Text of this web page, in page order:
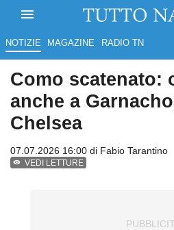
NOTIZIE MAGAZINE RADIO TN
Como scatenato:
anche a
Chelsea
07.07.2026 16:00 di Fabio Tarantino
VEDI LETTURE